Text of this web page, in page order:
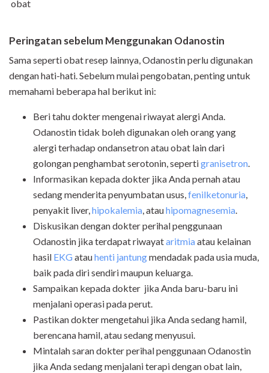
obat
Peringatan sebelum Menggunakan Odanostin
Sama seperti obat resep lainnya, Odanostin perlu digunakan
dengan hati-hati. Sebelum mulai pengobatan, penting untuk
memahami beberapa hal berikut ini:
Beri tahu dokter mengenai riwayat alergi Anda.
Odanostin tidak boleh digunakan oleh orang yang
alergi terhadap ondansetron atauobat lain dari
golongan penghambat serotonin, sepertigranisetron.
Informasikan kepada dokter jika Anda pernah atau
sedang menderita penyumbatan usus,fenilketonuria,
penyakit liver,hipokalemia, atauhipomagnesemia.
Diskusikan dengan dokter perihal penggunaan
Odanostin jika terdapat riwayataritmiaatau kelainan
hasil EKGatauhenti jantungmendadak pada usia muda,
baik pada diri sendiri maupun keluarga.
Sampaikan kepada dokter jika Anda baru-baru ini
menjalani operasi pada perut.
Pastikan dokter mengetahui jika Anda sedang hamil,
berencana hamil, atau sedang menyusui.
Mintalah saran dokter perihal penggunaan Odanostin
jika Anda sedang menjalani terapi dengan obat lain,